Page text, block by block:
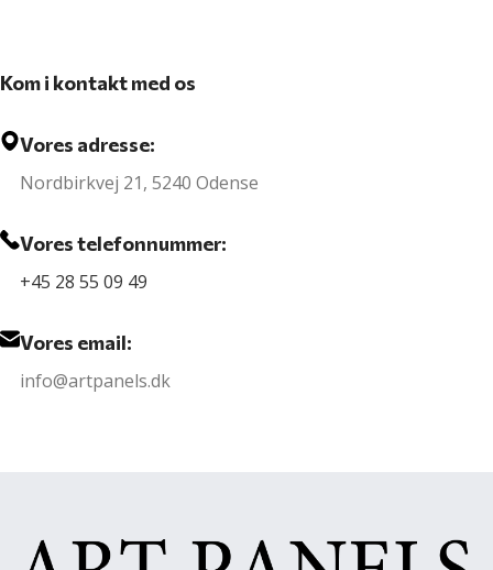
Kom i kontakt med os
Vores adresse:
Nordbirkvej 21, 5240 Odense
Vores telefonnummer:
+45 28 55 09 49
Vores email:
info@artpanels.dk